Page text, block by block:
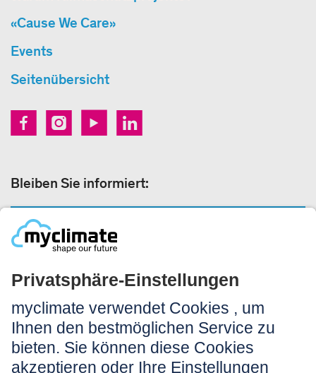
«Cause We Care»
Events
Seitenübersicht
Bleiben Sie informiert:
Rechtliches:
Impressum
Nutzungshinweis